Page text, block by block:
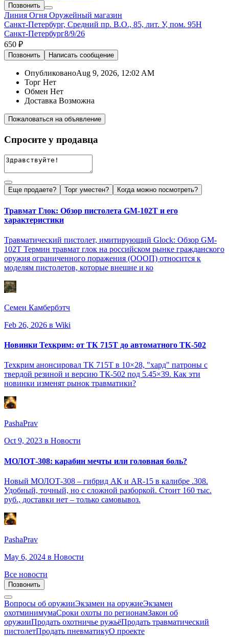
Позвонить
Линия Огня Оружейный магазин
Санкт-Петербург, Средний пр. В.О., 85, лит. У, пом. 95Н
Санкт-Петербург8/9/26
650 ₽
Позвонить Написать сообщение
ОпубликованоAug 9, 2026, 12:02 AM
Торг Нет
Обмен Нет
Доставка Возможна
Пожаловаться на объявление
Спросите у продавца
Еще продаете? Торг уместен? Когда можно посмотреть?
Травмат Глок: Обзор пистолета GM-102T и его
характеристики
Травматический пистолет, имитирующий Glock: Обзор GM-
102T Термин травмат глок на российском рынке гражданского
оружия ограниченного поражения (ОООП) относится к
моделям пистолетов, которые внешне и ко
Семен Камбербэтч
Feb 26, 2026 в Wiki
Новинки Техкрим: от ТК 715Т до автоматного ТК-502
Техкрим анонсировал ТК 715Т в 10×28, "хард" патроны с
твердой резиной и версию ТК-502 под 5.45×39. Как эти
новинки изменят рынок травматики?
PashaPrav
Oct 9, 2023 в Новости
МОЛОТ-308: карабин мечты или головная боль?
Новый МОЛОТ-308 – гибрид АК и AR-15 в калибре .308.
Удобный, точный, но с сложной разборкой. Стоит 160 тыс.
руб., доставки нет – только самовывоз.
PashaPrav
May 6, 2024 в Новости
Все новости
Позвонить
Вопросы об оружииЭкзамен на оружиеЭкзамен
охотминимумаСроки охоты по регионамЗакон об
оружииПродать охотничье ружьёПродать травматический
пистолетПродать пневматикуО проекте